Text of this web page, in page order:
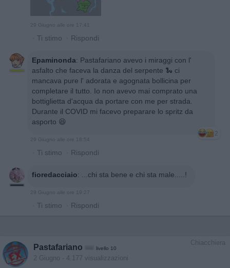
29 Giugno alle ore 17:41
· Ti stimo · Rispondi
Epaminonda: Pastafariano avevo i miraggi con l'
asfalto che faceva la danza del serpente 🐍 ci
mancava pure l' adorata e agognata bollicina per
completare il tutto. Io non avevo mai comprato una
bottiglietta d'acqua da portare con me per strada.
Durante il COVID mi facevo preparare lo spritz da
asporto 😆
2
29 Giugno alle ore 18:54
· Ti stimo · Rispondi
fioredacciaio: ...chi sta bene e chi sta male.....!
29 Giugno alle ore 19:27
· Ti stimo · Rispondi
Chiacchiera
Pastafariano livello 10
2 Giugno - 4.177 visualizzazioni